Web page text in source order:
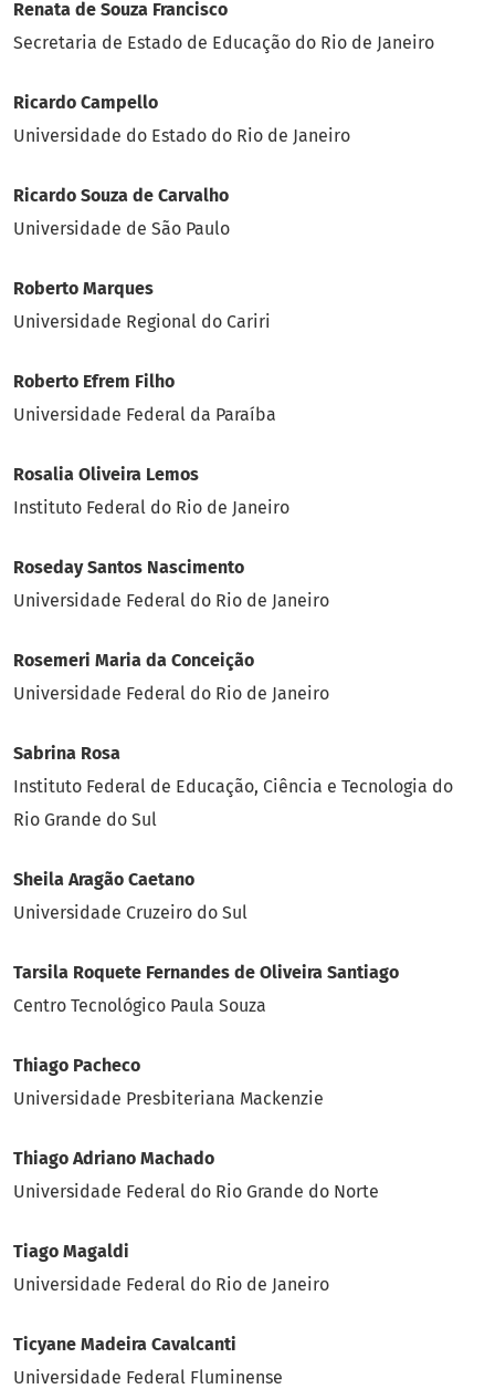
Renata de Souza Francisco
Secretaria de Estado de Educação do Rio de Janeiro
Ricardo Campello
Universidade do Estado do Rio de Janeiro
Ricardo Souza de Carvalho
Universidade de São Paulo
Roberto Marques
Universidade Regional do Cariri
Roberto Efrem Filho
Universidade Federal da Paraíba
Rosalia Oliveira Lemos
Instituto Federal do Rio de Janeiro
Roseday Santos Nascimento
Universidade Federal do Rio de Janeiro
Rosemeri Maria da Conceição
Universidade Federal do Rio de Janeiro
Sabrina Rosa
Instituto Federal de Educação, Ciência e Tecnologia do
Rio Grande do Sul
Sheila Aragão Caetano
Universidade Cruzeiro do Sul
Tarsila Roquete Fernandes de Oliveira Santiago
Centro Tecnológico Paula Souza
Thiago Pacheco
Universidade Presbiteriana Mackenzie
Thiago Adriano Machado
Universidade Federal do Rio Grande do Norte
Tiago Magaldi
Universidade Federal do Rio de Janeiro
Ticyane Madeira Cavalcanti
Universidade Federal Fluminense